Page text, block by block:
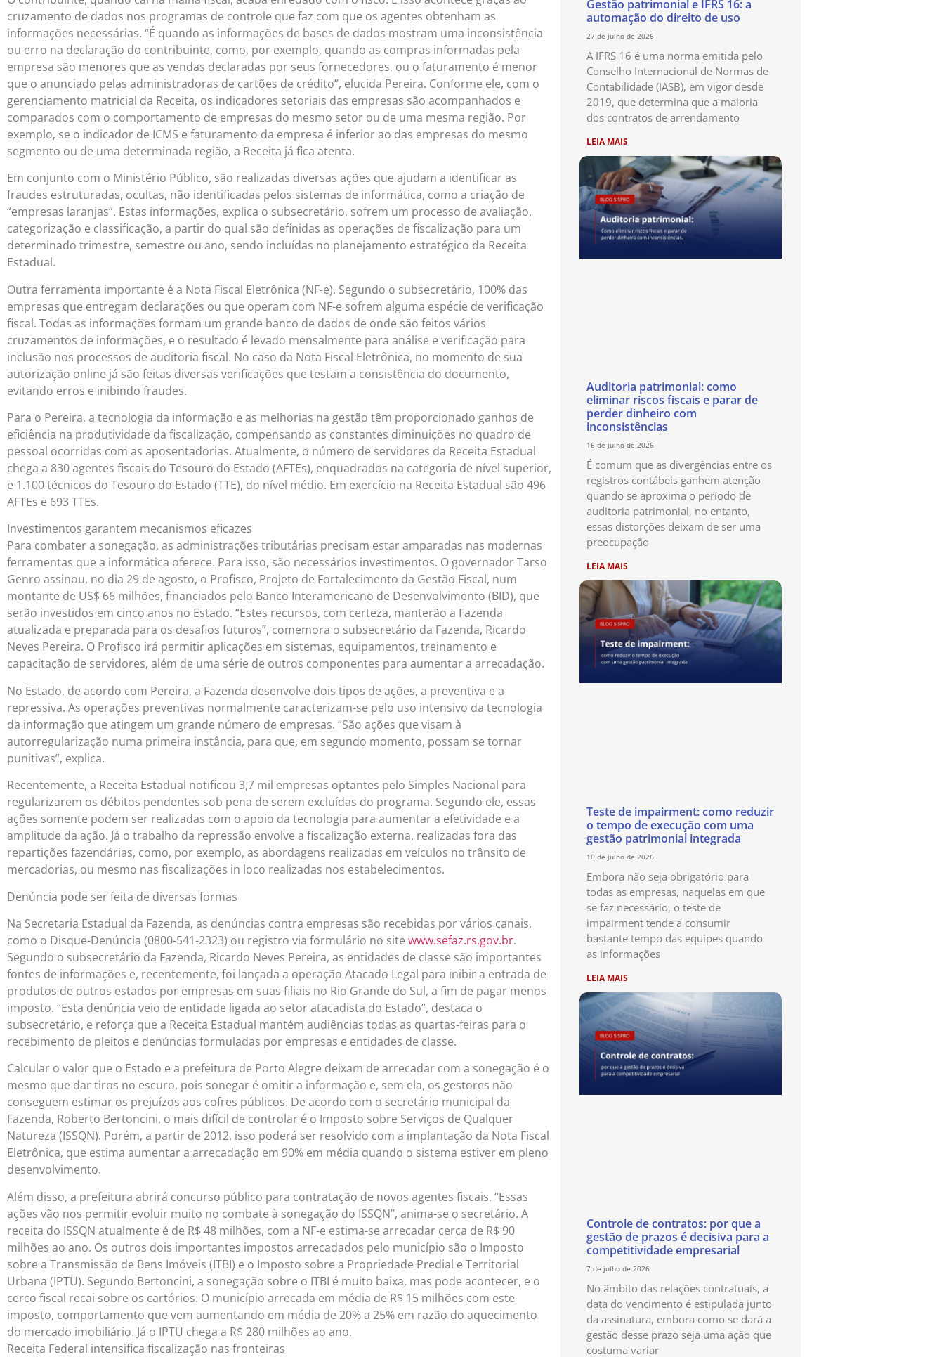
cruzamento de dados nos programas de controle que faz com que os agentes obtenham as
informações necessárias. “É quando as informações de bases de dados mostram uma inconsistência
ou erro na declaração do contribuinte, como, por exemplo, quando as compras informadas pela
empresa são menores que as vendas declaradas por seus fornecedores, ou o faturamento é menor
que o anunciado pelas administradoras de cartões de crédito”, elucida Pereira. Conforme ele, com o
gerenciamento matricial da Receita, os indicadores setoriais das empresas são acompanhados e
comparados com o comportamento de empresas do mesmo setor ou de uma mesma região. Por
exemplo, se o indicador de ICMS e faturamento da empresa é inferior ao das empresas do mesmo
segmento ou de uma determinada região, a Receita já fica atenta.
Em conjunto com o Ministério Público, são realizadas diversas ações que ajudam a identificar as
fraudes estruturadas, ocultas, não identificadas pelos sistemas de informática, como a criação de
“empresas laranjas”. Estas informações, explica o subsecretário, sofrem um processo de avaliação,
categorização e classificação, a partir do qual são definidas as operações de fiscalização para um
determinado trimestre, semestre ou ano, sendo incluídas no planejamento estratégico da Receita
Estadual.
Outra ferramenta importante é a Nota Fiscal Eletrônica (NF-e). Segundo o subsecretário, 100% das
empresas que entregam declarações ou que operam com NF-e sofrem alguma espécie de verificação
fiscal. Todas as informações formam um grande banco de dados de onde são feitos vários
cruzamentos de informações, e o resultado é levado mensalmente para análise e verificação para
inclusão nos processos de auditoria fiscal. No caso da Nota Fiscal Eletrônica, no momento de sua
autorização online já são feitas diversas verificações que testam a consistência do documento,
evitando erros e inibindo fraudes.
Para o Pereira, a tecnologia da informação e as melhorias na gestão têm proporcionado ganhos de
eficiência na produtividade da fiscalização, compensando as constantes diminuições no quadro de
pessoal ocorridas com as aposentadorias. Atualmente, o número de servidores da Receita Estadual
chega a 830 agentes fiscais do Tesouro do Estado (AFTEs), enquadrados na categoria de nível superior,
e 1.100 técnicos do Tesouro do Estado (TTE), do nível médio. Em exercício na Receita Estadual são 496
AFTEs e 693 TTEs.
Investimentos garantem mecanismos eficazes
Para combater a sonegação, as administrações tributárias precisam estar amparadas nas modernas
ferramentas que a informática oferece. Para isso, são necessários investimentos. O governador Tarso
Genro assinou, no dia 29 de agosto, o Profisco, Projeto de Fortalecimento da Gestão Fiscal, num
montante de US$ 66 milhões, financiados pelo Banco Interamericano de Desenvolvimento (BID), que
serão investidos em cinco anos no Estado. “Estes recursos, com certeza, manterão a Fazenda
atualizada e preparada para os desafios futuros”, comemora o subsecretário da Fazenda, Ricardo
Neves Pereira. O Profisco irá permitir aplicações em sistemas, equipamentos, treinamento e
capacitação de servidores, além de uma série de outros componentes para aumentar a arrecadação.
No Estado, de acordo com Pereira, a Fazenda desenvolve dois tipos de ações, a preventiva e a
repressiva. As operações preventivas normalmente caracterizam-se pelo uso intensivo da tecnologia
da informação que atingem um grande número de empresas. “São ações que visam à
autorregularização numa primeira instância, para que, em segundo momento, possam se tornar
punitivas”, explica.
Recentemente, a Receita Estadual notificou 3,7 mil empresas optantes pelo Simples Nacional para
regularizarem os débitos pendentes sob pena de serem excluídas do programa. Segundo ele, essas
ações somente podem ser realizadas com o apoio da tecnologia para aumentar a efetividade e a
amplitude da ação. Já o trabalho da repressão envolve a fiscalização externa, realizadas fora das
repartições fazendárias, como, por exemplo, as abordagens realizadas em veículos no trânsito de
mercadorias, ou mesmo nas fiscalizações in loco realizadas nos estabelecimentos.
Denúncia pode ser feita de diversas formas
Na Secretaria Estadual da Fazenda, as denúncias contra empresas são recebidas por vários canais,
como o Disque-Denúncia (0800-541-2323) ou registro via formulário no site www.sefaz.rs.gov.br.
Segundo o subsecretário da Fazenda, Ricardo Neves Pereira, as entidades de classe são importantes
fontes de informações e, recentemente, foi lançada a operação Atacado Legal para inibir a entrada de
produtos de outros estados por empresas em suas filiais no Rio Grande do Sul, a fim de pagar menos
imposto. “Esta denúncia veio de entidade ligada ao setor atacadista do Estado”, destaca o
subsecretário, e reforça que a Receita Estadual mantém audiências todas as quartas-feiras para o
recebimento de pleitos e denúncias formuladas por empresas e entidades de classe.
Calcular o valor que o Estado e a prefeitura de Porto Alegre deixam de arrecadar com a sonegação é o
mesmo que dar tiros no escuro, pois sonegar é omitir a informação e, sem ela, os gestores não
conseguem estimar os prejuízos aos cofres públicos. De acordo com o secretário municipal da
Fazenda, Roberto Bertoncini, o mais difícil de controlar é o Imposto sobre Serviços de Qualquer
Natureza (ISSQN). Porém, a partir de 2012, isso poderá ser resolvido com a implantação da Nota Fiscal
Eletrônica, que estima aumentar a arrecadação em 90% em média quando o sistema estiver em pleno
desenvolvimento.
Além disso, a prefeitura abrirá concurso público para contratação de novos agentes fiscais. “Essas
ações vão nos permitir evoluir muito no combate à sonegação do ISSQN”, anima-se o secretário. A
receita do ISSQN atualmente é de R$ 48 milhões, com a NF-e estima-se arrecadar cerca de R$ 90
milhões ao ano. Os outros dois importantes impostos arrecadados pelo município são o Imposto
sobre a Transmissão de Bens Imóveis (ITBI) e o Imposto sobre a Propriedade Predial e Territorial
Urbana (IPTU). Segundo Bertoncini, a sonegação sobre o ITBI é muito baixa, mas pode acontecer, e o
cerco fiscal recai sobre os cartórios. O município arrecada em média de R$ 15 milhões com este
imposto, comportamento que vem aumentando em média de 20% a 25% em razão do aquecimento
do mercado imobiliário. Já o IPTU chega a R$ 280 milhões ao ano.
Receita Federal intensifica fiscalização nas fronteiras
Gestão patrimonial e IFRS 16: a
automação do direito de uso
27 de julho de 2026
A IFRS 16 é uma norma emitida pelo
Conselho Internacional de Normas de
Contabilidade (IASB), em vigor desde
2019, que determina que a maioria
dos contratos de arrendamento
LEIA MAIS
Auditoria patrimonial: como
eliminar riscos fiscais e parar de
perder dinheiro com
inconsistências
16 de julho de 2026
É comum que as divergências entre os
registros contábeis ganhem atenção
quando se aproxima o período de
auditoria patrimonial, no entanto,
essas distorções deixam de ser uma
preocupação
LEIA MAIS
Teste de impairment: como reduzir
o tempo de execução com uma
gestão patrimonial integrada
10 de julho de 2026
Embora não seja obrigatório para
todas as empresas, naquelas em que
se faz necessário, o teste de
impairment tende a consumir
bastante tempo das equipes quando
as informações
LEIA MAIS
Controle de contratos: por que a
gestão de prazos é decisiva para a
competitividade empresarial
7 de julho de 2026
No âmbito das relações contratuais, a
data do vencimento é estipulada junto
da assinatura, embora como se dará a
gestão desse prazo seja uma ação que
costuma variar